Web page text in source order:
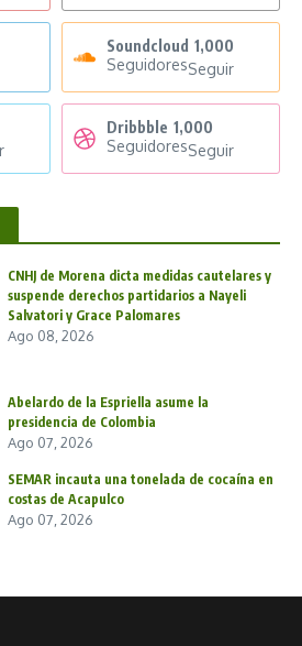
Soundcloud 1,000
SeguidoresSeguir
Dribbble 1,000
SeguidoresSeguir
CNHJ de Morena dicta medidas cautelares y
suspende derechos partidarios a Nayeli
Salvatori y Grace Palomares
Ago 08, 2026
Abelardo de la Espriella asume la
presidencia de Colombia
Ago 07, 2026
SEMAR incauta una tonelada de cocaína en
costas de Acapulco
Ago 07, 2026